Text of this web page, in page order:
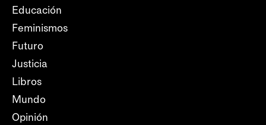
Educación
Feminismos
Futuro
Justicia
Libros
Mundo
Opinión